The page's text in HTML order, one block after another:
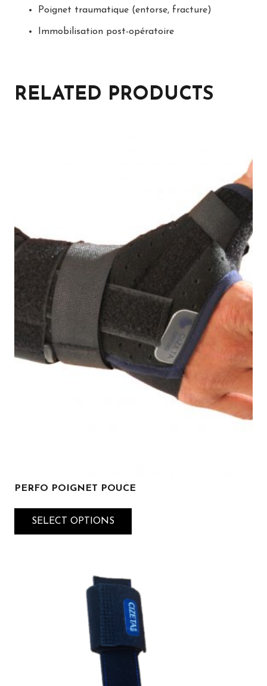
Poignet traumatique (entorse, fracture)
Immobilisation post-opératoire
RELATED PRODUCTS
PERFO POIGNET POUCE
SELECT OPTIONS